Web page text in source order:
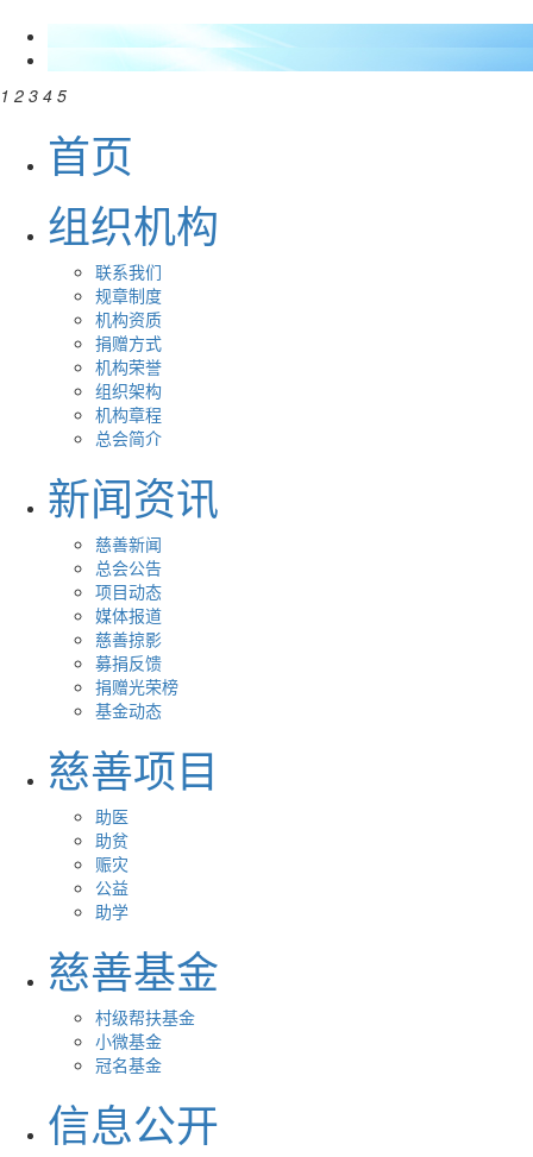
1 2 3 4 5
首页
组织机构
联系我们
规章制度
机构资质
捐赠方式
机构荣誉
组织架构
机构章程
总会简介
新闻资讯
慈善新闻
总会公告
项目动态
媒体报道
慈善掠影
募捐反馈
捐赠光荣榜
基金动态
慈善项目
助医
助贫
赈灾
公益
助学
慈善基金
村级帮扶基金
小微基金
冠名基金
信息公开